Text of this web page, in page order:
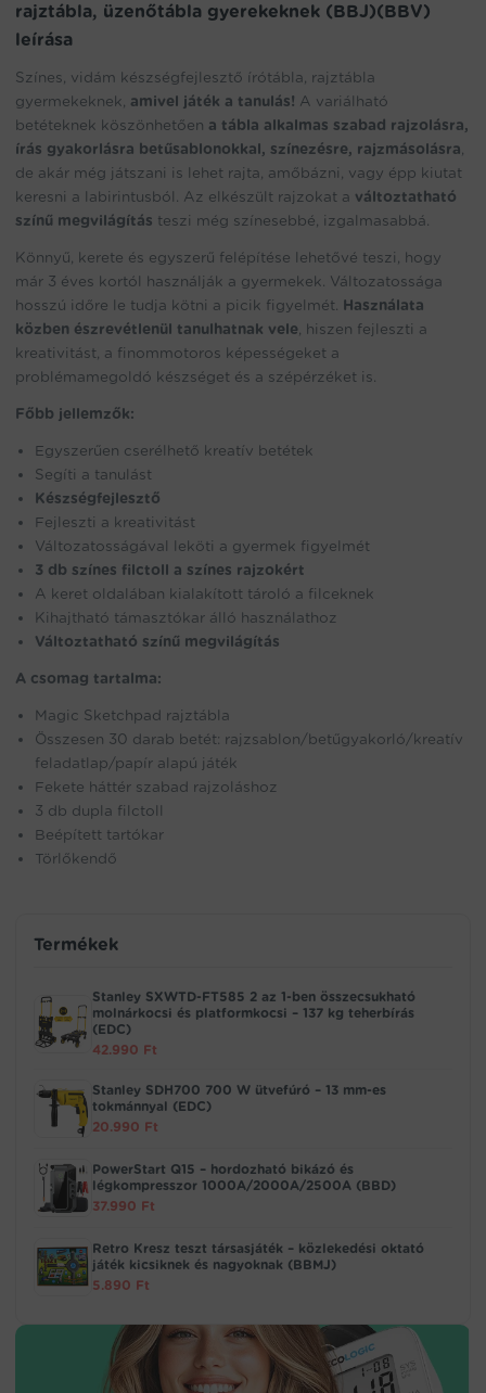
rajztábla, üzenőtábla gyerekeknek (BBJ)(BBV)
leírása
Színes, vidám készségfejlesztő írótábla, rajztábla
gyermekeknek, amivel játék a tanulás! A variálható
betéteknek köszönhetően a tábla alkalmas szabad rajzolásra,
írás gyakorlásra betűsablonokkal, színezésre, rajzmásolásra
de akár még játszani is lehet rajta, amőbázni, vagy épp kiutat
keresni a labirintusból. Az elkészült rajzokat a változtatható
színű megvilágítás teszi még színesebbé, izgalmasabbá.
Könnyű, kerete és egyszerű felépítése lehetővé teszi, hogy
már 3 éves kortól használják a gyermekek. Változatossága
hosszú időre le tudja kötni a picik figyelmét. Használata
közben észrevétlenül tanulhatnak vele , hiszen fejleszti a
kreativitást, a finommotoros képességeket a
problémamegoldó készséget és a szépérzéket is.
Főbb jellemzők:
Egyszerűen cserélhető kreatív betétek
Segíti a tanulást
Készségfejlesztő
Fejleszti a kreativitást
Változatosságával leköti a gyermek figyelmét
3 db színes filctoll a színes rajzokért
A keret oldalában kialakított tároló a filceknek
Kihajtható támasztókar álló használathoz
Változtatható színű megvilágítás
A csomag tartalma:
Magic Sketchpad rajztábla
Összesen 30 darab betét: rajzsablon/betűgyakorló/kreatív
feladatlap/papír alapú játék
Fekete háttér szabad rajzoláshoz
3 db dupla filctoll
Beépített tartókar
Törlőkendő
Termékek
Stanley SXWTD-FT585 2 az 1-ben összecsukható
molnárkocsi és platformkocsi – 137 kg teherbírás
(EDC)
42.990 Ft
Stanley SDH700 700 W ütvefúró – 13 mm-es
tokmánnyal (EDC)
20.990 Ft
PowerStart Q15 – hordozható bikázó és
légkompresszor 1000A/2000A/2500A (BBD)
37.990 Ft
Retro Kresz teszt társasjáték – közlekedési oktató
játék kicsiknek és nagyoknak (BBMJ)
5.890 Ft